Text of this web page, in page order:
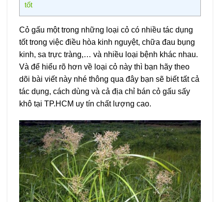
tốt
Cỏ gấu một trong những loại cỏ có nhiều tác dụng
tốt trong việc điều hòa kinh nguyệt, chữa đau bụng
kinh, sa trực tràng,… và nhiều loại bệnh khác nhau.
Và để hiểu rõ hơn về loại cỏ này thì bạn hãy theo
dõi bài viết này nhé thông qua đây bạn sẽ biết tất cả
tác dụng, cách dùng và cả địa chỉ bán cỏ gấu sấy
khô tại TP.HCM uy tín chất lượng cao.